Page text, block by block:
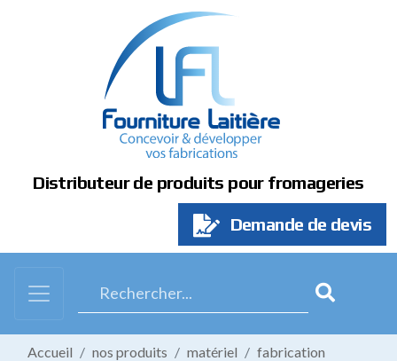
Distributeur de produits pour fromageries
Demande de devis
Accueil nos produits matériel
fabrication
Panneau de gestion des cookies